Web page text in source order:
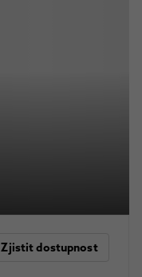
Zjistit dostupnost